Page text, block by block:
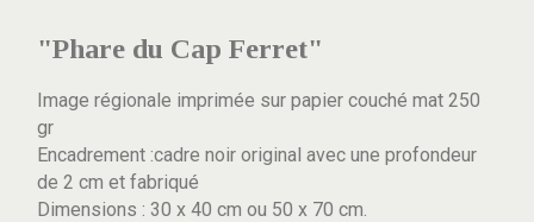
"Phare du Cap Ferret"
Image régionale imprimée sur papier couché mat 250
gr
Encadrement :cadre noir original avec une profondeur
de 2 cm et fabriqué
Dimensions : 30 x 40 cm ou 50 x 70 cm.